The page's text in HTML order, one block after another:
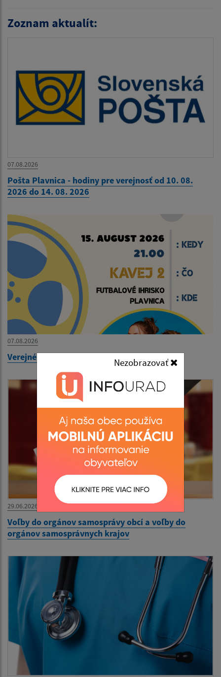
Nezobrazovať
Zoznam aktualít:
07.08.2026
Pošta Plavnica - hodiny pre verejnosť od 10. 08.
2026 do 14. 08. 2026
07.08.2026
Verejné premietanie - KAVEJ 2
29.06.2026
Voľby do orgánov samosprávy obcí a voľby do
orgánov samosprávnych krajov